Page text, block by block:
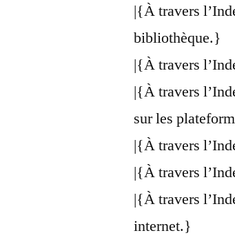
|{À travers
bibliothèque.}
|{À travers
|{À travers
sur les
|{À travers
|{À travers
|{À travers
internet.}